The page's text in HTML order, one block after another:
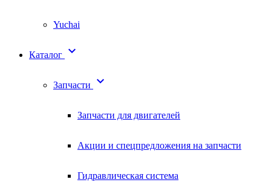
Yuchai
Каталог 
Запчасти 
Запчасти для двигателей
Акции и спецпредложения на запчасти
Гидравлическая система